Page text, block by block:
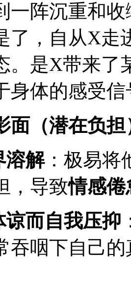
一阵沉重和
了，自从X走
。是X带来了
身体的感受信
面（潜在负担
溶解：极易将
，导致情感倦
谅而自我压抑
吞咽下自己